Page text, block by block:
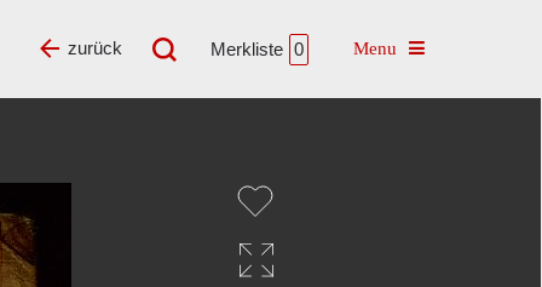
Merkliste 0 Toggle navigation
zurück